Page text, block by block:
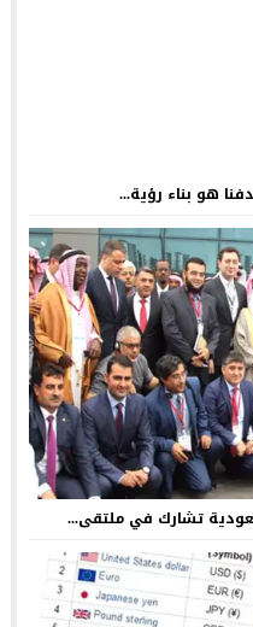
هو بناء رؤية...
تشارك في ملتقى...